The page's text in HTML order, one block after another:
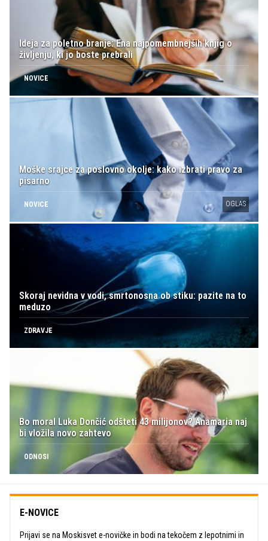
Ideja za poletno branje: Ena najpomembnejših knjig o
življenju, ki jo boste prebrali
NOVICE
Moške srajce za poslovno okolje: kako izbrati pravo za
pisarno
NOVICE OGLAS
Skoraj nevidna v vodi, smrtonosna ob stiku: pazite na to
meduzo
ZDRAVJE
Bo moral Luka Dončić odšteti 43 milijonov? Anamaria naj
bi vložila novo zahtevo
ODNOSI
E-NOVICE
Prijavi se na Moskisvet e-novičke in bodi na tekočem z lepotnimi in